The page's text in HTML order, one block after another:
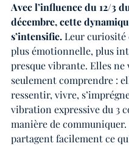
Avec l’influence du 12/3
décembre, cette
s’intensifie. Leur curiosité
plus émotionnelle, plus
presque vibrante. Elles ne
seulement comprendre :
ressentir, vivre,
vibration expressive du 3
manière de communiquer.
partagent facilement ce